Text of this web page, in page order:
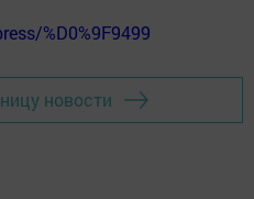
%D0%9F9499
новости